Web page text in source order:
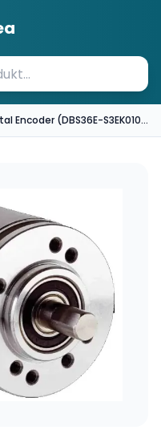
Sick Incremental Encoder (DBS36E-S3EK01024)